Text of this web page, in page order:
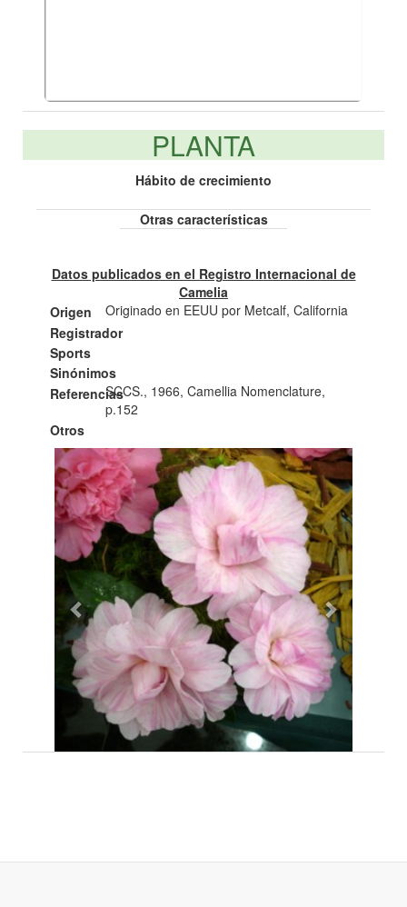
PLANTA
Hábito de crecimiento
Otras características
Datos publicados en el Registro Internacional de
Camelia
Origen
Originado en EEUU por Metcalf, California
Registrador
Sports
Sinónimos
ReferenciasSCCS., 1966, Camellia Nomenclature,
p.152
Otros